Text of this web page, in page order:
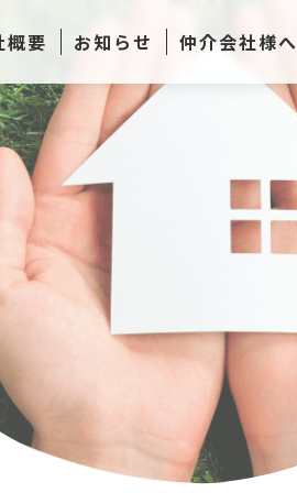
概要 お知らせ 仲介会社様へ